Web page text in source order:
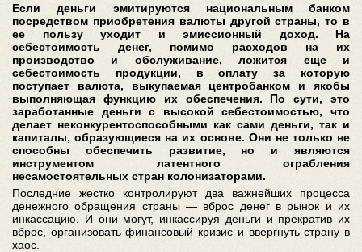
Если деньги эмитируются национальным банком
посредством приобретения валюты другой страны, то в
ее пользу уходит и эмиссионный доход. На
себестоимость денег, помимо расходов на их
производство и обслуживание, ложится еще и
себестоимость продукции, в оплату за которую
поступает валюта, выкупаемая центробанком и якобы
выполняющая функцию их обеспечения. По сути, это
заработанные деньги с высокой себестоимостью, что
делает неконкурентоспособными как сами деньги, так и
капиталы, образующиеся на их основе. Они не только не
способны обеспечить развитие, но и являются
инструментом латентного ограбления
несамостоятельных стран колонизаторами.
Последние жестко контролируют два важнейших процесса
денежного обращения страны — вброс денег в рынок и их
инкассацию. И они могут, инкассируя деньги и прекратив их
вброс, организовать финансовый кризис и ввергнуть страну в
хаос.